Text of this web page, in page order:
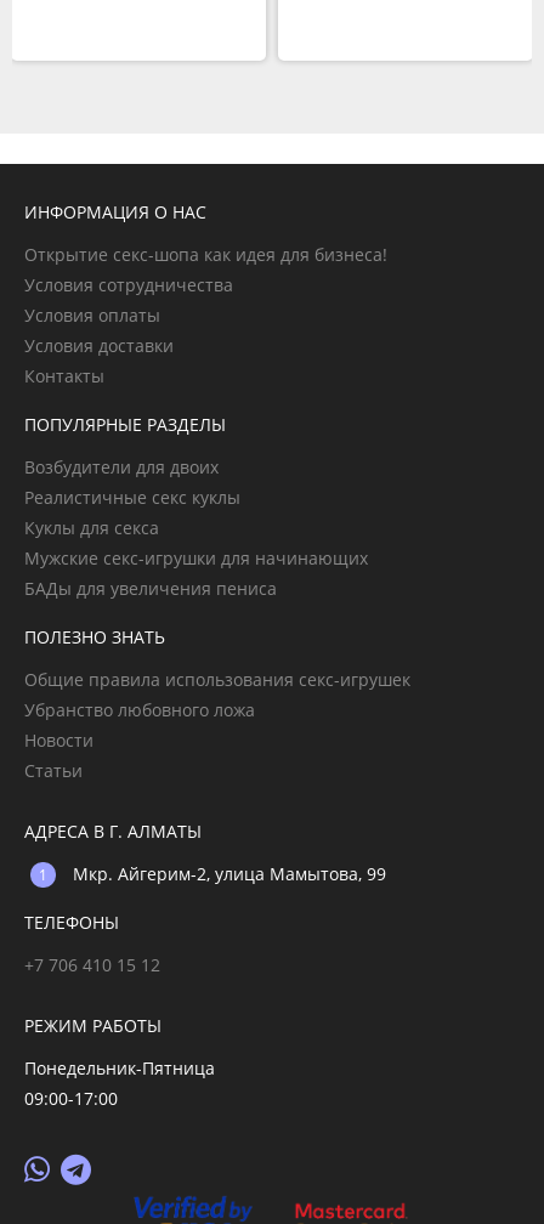
ИНФОРМАЦИЯ О НАС
Открытие секс-шопа как идея для бизнеса!
Условия сотрудничества
Условия оплаты
Условия доставки
Контакты
ПОПУЛЯРНЫЕ РАЗДЕЛЫ
Возбудители для двоих
Реалистичные секс куклы
Куклы для секса
Мужские секс-игрушки для начинающих
БАДы для увеличения пениса
ПОЛЕЗНО ЗНАТЬ
Общие правила использования секс-игрушек
Убранство любовного ложа
Новости
Статьи
АДРЕСА В Г. АЛМАТЫ
Мкр. Айгерим-2, улица Мамытова, 99
ТЕЛЕФОНЫ
+7 706 410 15 12
РЕЖИМ РАБОТЫ
Понедельник-Пятница
09:00-17:00